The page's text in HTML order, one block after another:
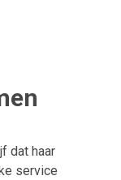
dat haar
service